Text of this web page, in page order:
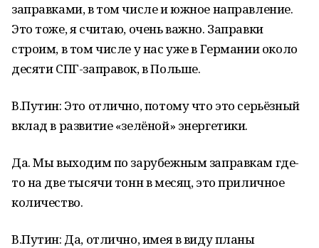
заправками, в том числе и южное направление.
Это тоже, я считаю, очень важно. Заправки
строим, в том числе у нас уже в Германии около
десяти СПГ-заправок, в Польше.
В.Путин: Это отлично, потому что это серьёзный
вклад в развитие «зелёной» энергетики.
Да. Мы выходим по зарубежным заправкам где-
то на две тысячи тонн в месяц, это приличное
количество.
В.Путин: Да, отлично, имея в виду планы